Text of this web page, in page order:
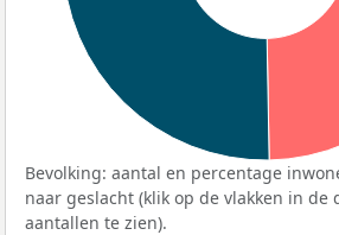
Bevolking: aantal en percentage
naar geslacht (klik op de vlakken in de
aantallen te zien).